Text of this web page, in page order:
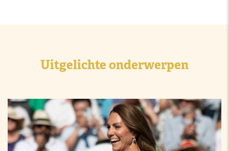
Uitgelichte onderwerpen